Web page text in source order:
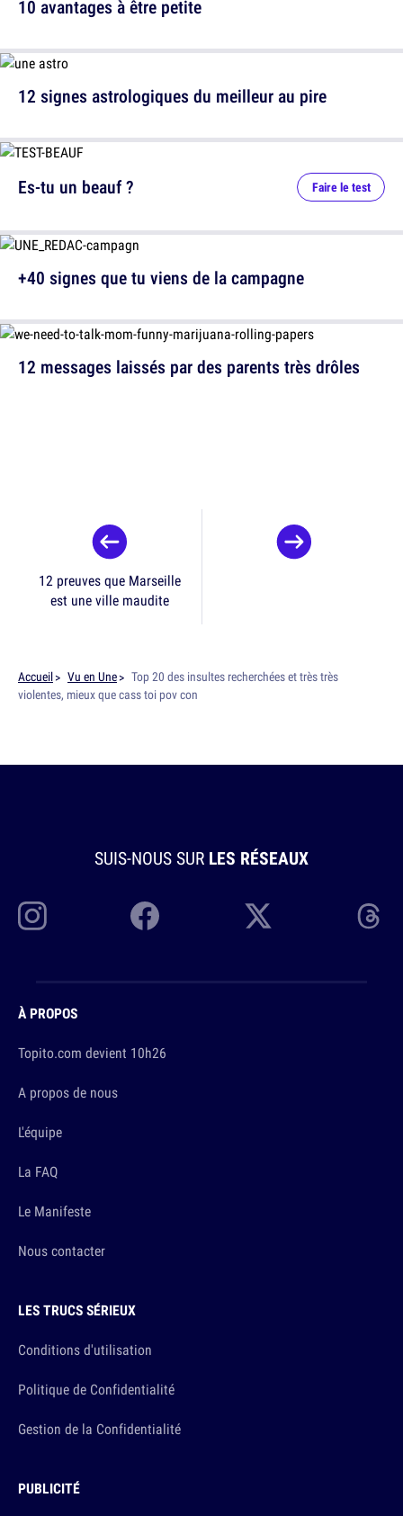
10 avantages à être petite
12 signes astrologiques du meilleur au pire
12 messages laissés par des parents très drôles
Es-tu un beauf ? Faire le test
+40 signes que tu viens de la campagne
12 preuves que Marseille
est une ville maudite
Accueil Vu en Une
Top 20 des insultes recherchées et très très
violentes, mieux que cass toi pov con
SUIS-NOUS SUR LES RÉSEAUX
À PROPOS
Topito.com devient 10h26
A propos de nous
L'équipe
La FAQ
Le Manifeste
Nous contacter
LES TRUCS SÉRIEUX
Conditions d'utilisation
Politique de Confidentialité
Gestion de la Confidentialité
PUBLICITÉ